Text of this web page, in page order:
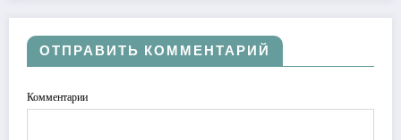
ОТПРАВИТЬ КОММЕНТАРИЙ
Комментарии